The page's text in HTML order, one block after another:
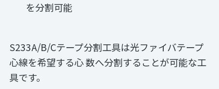
を分割可能
S233A/B/Cテープ分割工具は光ファイバテープ
心線を希望する心 数へ分割することが可能な工
具です。